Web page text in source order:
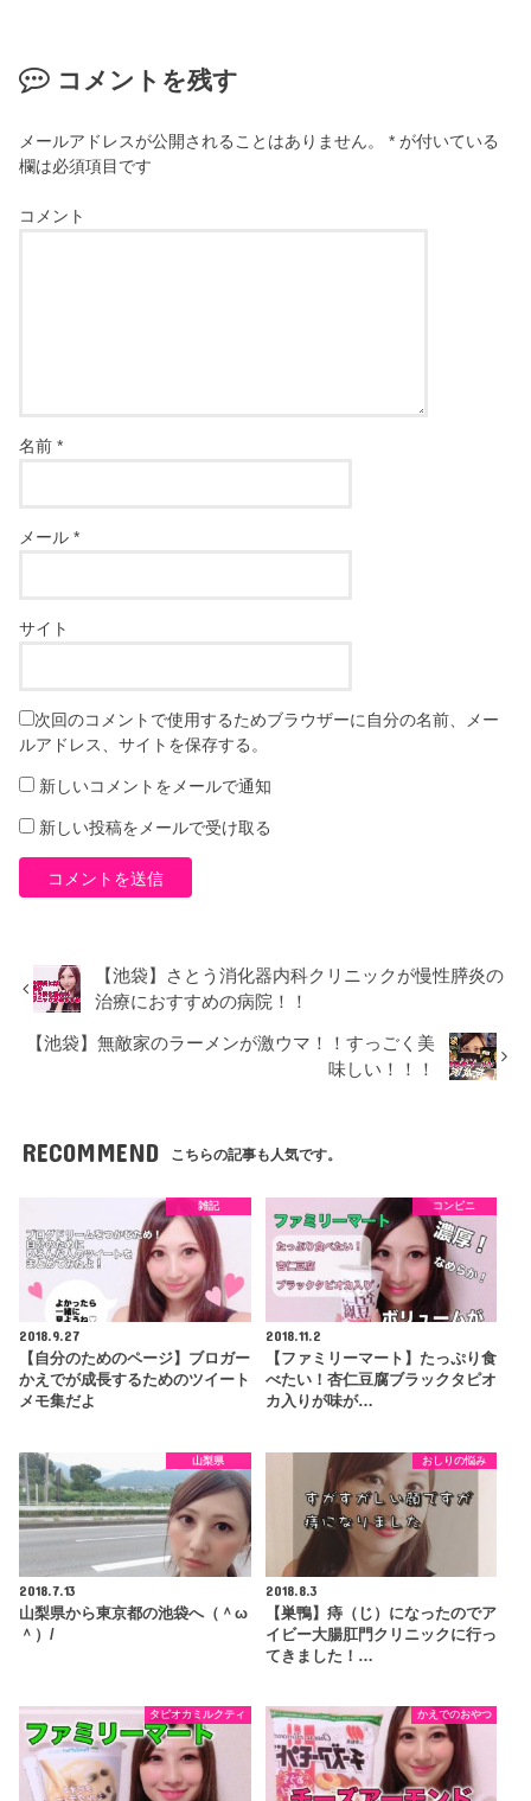
コメントを残す
メールアドレスが公開されることはありません。 * が付いている
欄は必須項目です
コメント
名前*
メール*
サイト
次回のコメントで使用するためブラウザーに自分の名前、メー
ルアドレス、サイトを保存する。
新しいコメントをメールで通知
新しい投稿をメールで受け取る
【池袋】さとう消化器内科クリニックが慢性膵炎の
治療におすすめの病院！！
【池袋】無敵家のラーメンが激ウマ！！すっごく美
味しい！！！
RECOMMEND こちらの記事も人気です。
雑記
2018.9.27
【自分のためのページ】ブロガー
かえでが成長するためのツイート
メモ集だよ
コンビニ
2018.11.2
【ファミリーマート】たっぷり食
べたい！杏仁豆腐ブラックタピオ
カ入りが味が…
山梨県
2018.7.13
山梨県から東京都の池袋へ（＾ω
＾）/
おしりの悩み
2018.8.3
【巣鴨】痔（じ）になったのでア
イビー大腸肛門クリニックに行っ
てきました！…
タピオカミルクティ かえでのおやつ